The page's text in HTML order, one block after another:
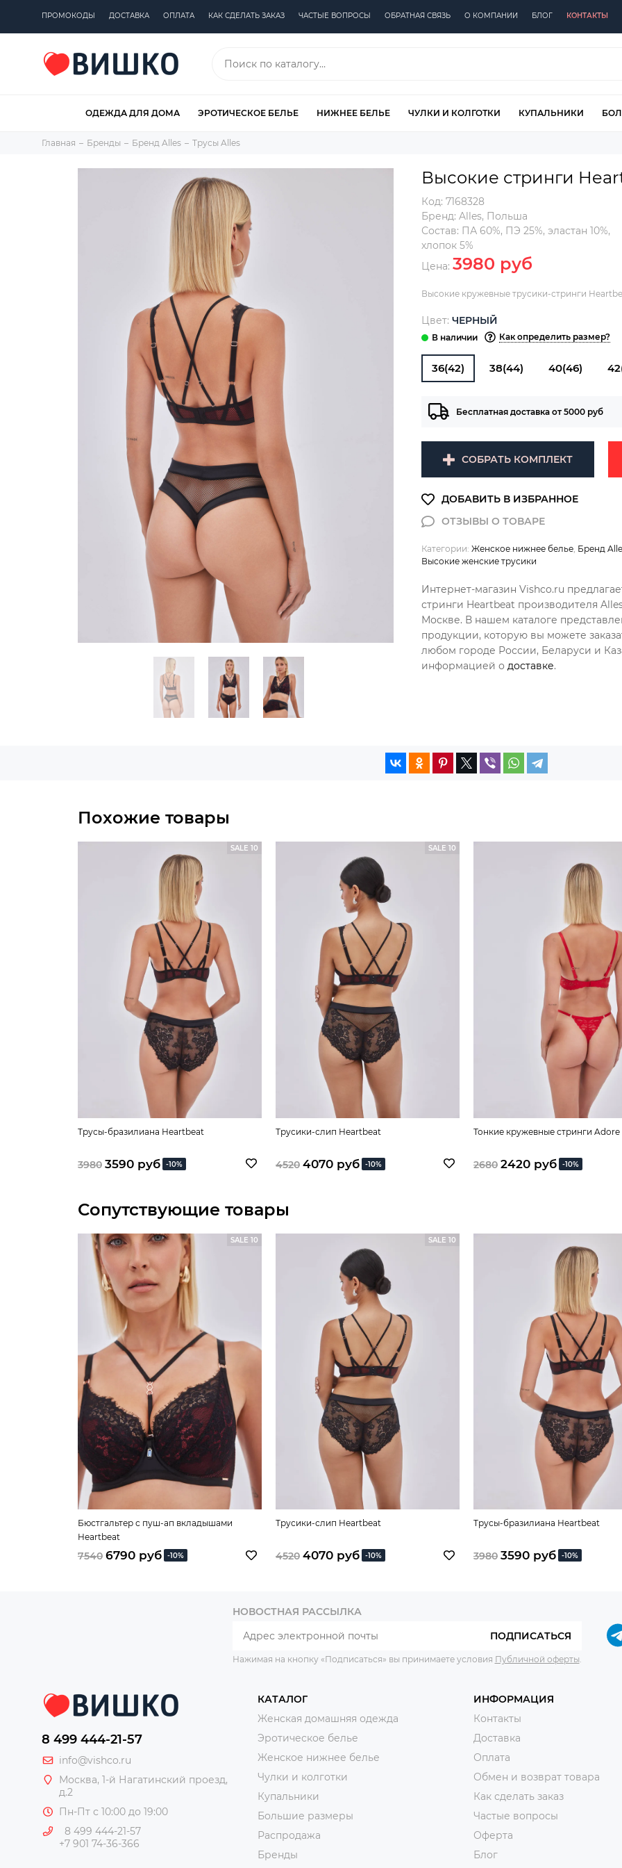
ПРОМОКОДЫ ДОСТАВКА ОПЛАТА КАК СДЕЛАТЬ ЗАКАЗ ЧАСТЫЕ ВОПРОСЫ ОБРАТНАЯ СВЯЗЬ О КОМПАНИИ БЛОГ КОНТАКТЫ
ОДЕЖДА ДЛЯ ДОМА ЭРОТИЧЕСКОЕ БЕЛЬЕ НИЖНЕЕ БЕЛЬЕ ЧУЛКИ И КОЛГОТКИ КУПАЛЬНИКИ
Главная Бренды Бренд Alles Трусы Alles
Высокие стринги
Код: 7168328
Бренд: Alles, Польша
Состав: ПА 60%, ПЭ 25%, эластан 10%,
хлопок 5%
Цена: 3980 руб
Высокие кружевные трусики-стринги
Цвет: ЧЕРНЫЙ
Как определить размер?
36(42) 38(44) 40(46)
Бесплатная доставка от 5000 руб
СОБРАТЬ КОМПЛЕКТ
Категории: Женское нижнее белье, Бренд
Высокие женские трусики
Интернет-магазин Vishco.ru
стринги Heartbeat производителя
Москве. В нашем каталоге
продукции, которую вы можете
любом городе России, Беларуси и
информацией о доставке.
Похожие товары
SALE 10
Трусы-бразилиана Heartbeat
3980 3590 руб -10%
SALE 10
Трусики-слип Heartbeat
4520 4070 руб -10%
Тонкие кружевные стринги Adore
2680 2420 руб -10%
Сопутствующие товары
SALE 10
Бюстгальтер с пуш-ап вкладышами
Heartbeat
7540 6790 руб -10%
SALE 10
Трусики-слип Heartbeat
4520 4070 руб -10%
Трусы-бразилиана Heartbeat
3980 3590 руб -10%
НОВОСТНАЯ РАССЫЛКА
ПОДПИСАТЬСЯ
Нажимая на кнопку «Подписаться» вы принимаете условия Публичной оферты.
8 499 444-21-57
info@vishco.ru
Москва, 1-й Нагатинский проезд,
д.2
Пн-Пт с 10:00 до 19:00
8 499 444-21-57
+7 901 74-36-366
КАТАЛОГ
Женская домашняя одежда
Эротическое белье
Женское нижнее белье
Чулки и колготки
Купальники
Большие размеры
Распродажа
Бренды
ИНФОРМАЦИЯ
Контакты
Доставка
Оплата
Обмен и возврат товара
Как сделать заказ
Частые вопросы
Оферта
Блог